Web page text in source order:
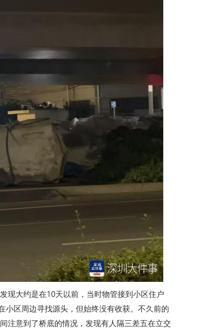
现大约是在10天以前，当时物管接到小区住户
小区周边寻找源头，但始终没有收获。不久前的
注意到了桥底的情况，发现有人隔三差五在立交